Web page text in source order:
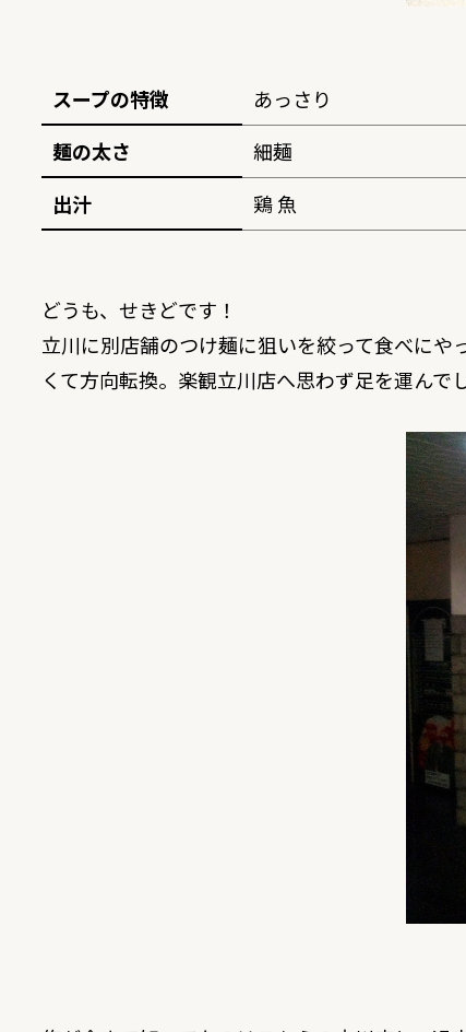
スープの特徴 あっさり
麺の太さ
細麺
出汁
鶏 魚
どうも、せきどです！
立川に別店舗のつけ麺に狙いを絞って食べに
くて方向転換。楽観立川店へ思わず足を運んで